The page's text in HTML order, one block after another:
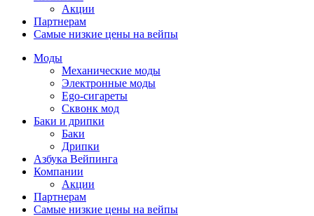
Акции
Партнерам
Самые низкие цены на вейпы
Моды
Механические моды
Электронные моды
Ego-сигареты
Сквонк мод
Баки и дрипки
Баки
Дрипки
Азбука Вейпинга
Компании
Акции
Партнерам
Самые низкие цены на вейпы